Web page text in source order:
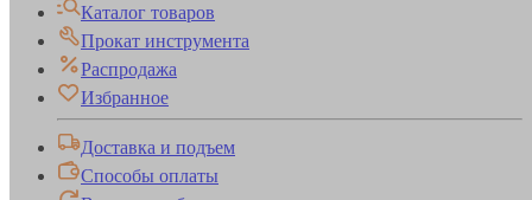
Каталог товаров
Прокат инструмента
Распродажа
Избранное
Доставка и подъем
Способы оплаты